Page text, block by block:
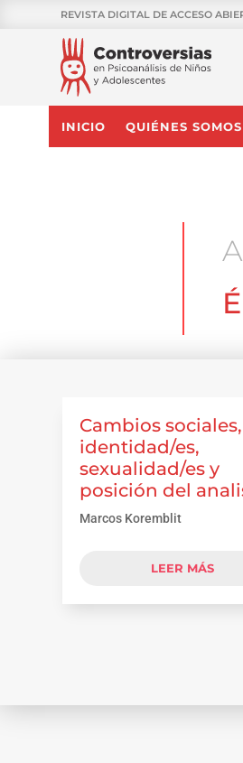
REVISTA DIGITAL DE ACCESO
INICIO QUIÉNES SOMOS
Cambios sociales,
identidad/es,
sexualidad/es y
posición del
Marcos Koremblit
LEER MÁS